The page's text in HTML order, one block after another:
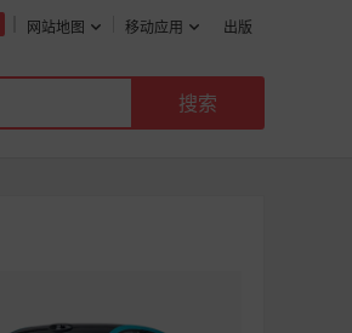
网站地图 移动应用 出版